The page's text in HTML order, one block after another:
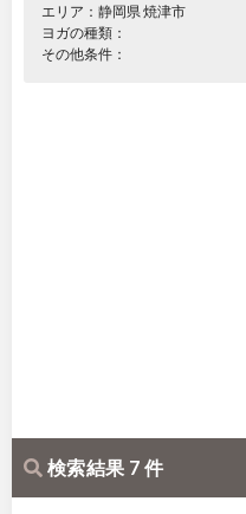
エリア：静岡県 焼津市
ヨガの種類：
その他条件：
検索結果 7 件